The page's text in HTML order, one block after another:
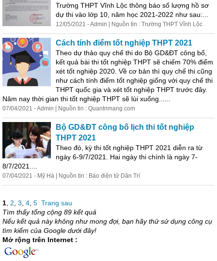
Trường THPT Vĩnh Lộc thông báo số lượng hồ sơ
dự thi vào lớp 10, năm học 2021-2022 như sau:...
12/05/2021 - Admin | Nguồn tin : Trường THPT Vĩnh Lộc
Cách tính điểm tốt nghiệp THPT 2021
Theo dự thảo quy chế thi do Bộ GD&ĐT công bố,
kết quả bài thi tốt nghiệp THPT sẽ chiếm 70% điểm
xét tốt nghiệp 2020. Về cơ bản thì quy chế thi cũng
như cách tính điểm tốt nghiệp giống với quy chế thi
THPT quốc gia và xét tốt nghiệp THPT trước đây.
Năm nay thời gian thi tốt nghiệp THPT sẽ lùi xuống......
07/04/2021 - Admin | Nguồn tin : Quantrimang.com
Bộ GD&ĐT công bố lịch thi tốt nghiệp
THPT 2021
Theo đó, kỳ thi tốt nghiệp THPT 2021 diễn ra từ
ngày 6-9/7/2021. Hai ngày thi chính là ngày 7-
8/7/2021....
07/04/2021 - Mỹ Hà | Nguồn tin : Báo điện tử Dân Trí
1 2 3 4 5 Trang sau
Tìm thấy tổng cộng 89 kết quả
Nếu kết quả này không như mong đợi, bạn hãy thử sử dụng công cụ
tìm kiếm của Google dưới đây!
Mở rộng trên Internet :